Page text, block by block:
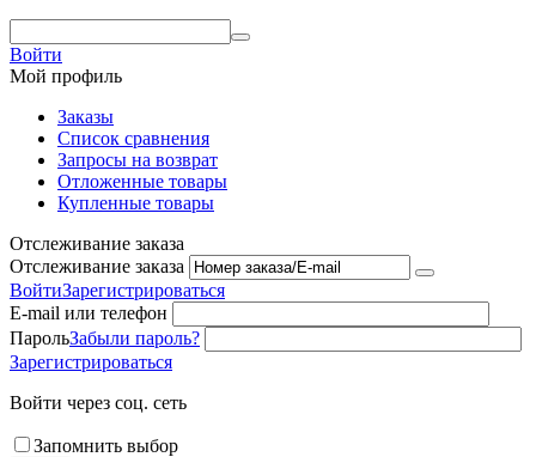
Войти
Мой профиль
Заказы
Список сравнения
Запросы на возврат
Отложенные товары
Купленные товары
Отслеживание заказа
Отслеживание заказа
ВойтиЗарегистрироваться
E-mail или телефон
ПарольЗабыли пароль?
Зарегистрироваться
Войти через соц. сеть
Запомнить выбор